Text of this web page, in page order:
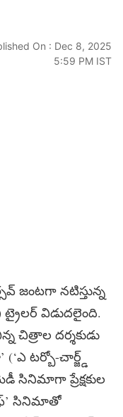
On : Dec 8, 2025
5:59 PM IST
జంటగా నటిస్తున్న
విడుదలైంది.
చిత్రాల దర్శకుడు
టర్బో-చార్జ్డ్
సినిమాగా ప్రేక్షకుల
సినిమాతో